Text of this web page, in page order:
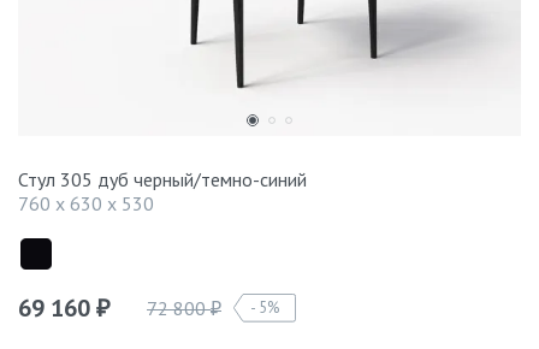
Стул 305 дуб черный/темно-синий
760 x 630 x 530
69 160 ₽ 72 800₽ 5%